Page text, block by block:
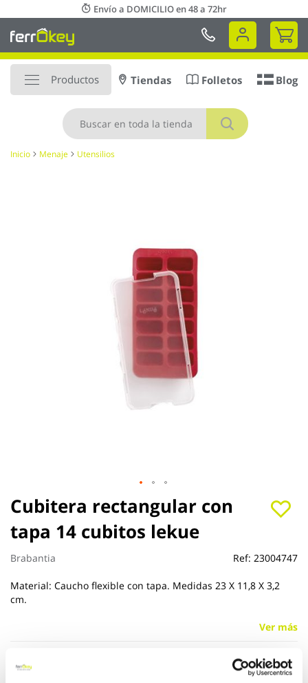
al
contenido
Envío a DOMICILIO en 48 a 72hr
Mi
Productos
Buscar
Tiendas Folletos Blog
Inicio Menaje Utensilios
Cubitera rectangular con
tapa 14 cubitos lekue
Brabantia Ref: 23004747
Material: Caucho flexible con tapa. Medidas 23 X 11,8 X 3,2
cm.
Ver más
7,50 €
Saltar
al
comienzo
de
la
de
imágenes